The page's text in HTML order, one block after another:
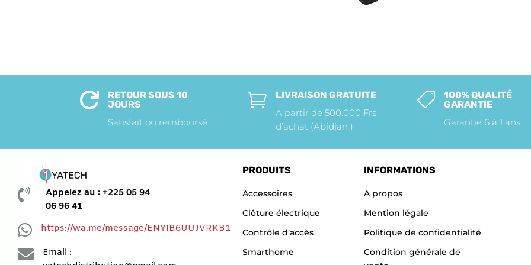

RETOUR SOUS 10
JOURS
Satisfait ou remboursé

LIVRAISON GRATUITE
A partir de 500.000 Frs
d’achat (Abidjan )

100% QUALITÉ
GARANTIE
Garantie 6 à 1 ans

Appelez au : +225 05 94
06 96 41
 https://wa.me/message/ENYIB6UUJVRKB1

Email :
PRODUITS
Accessoires
Clôture électrique
Contrôle d’accès
Smarthome
INFORMATIONS
A propos
Mention légale
Politique de confidentialité
Condition générale de